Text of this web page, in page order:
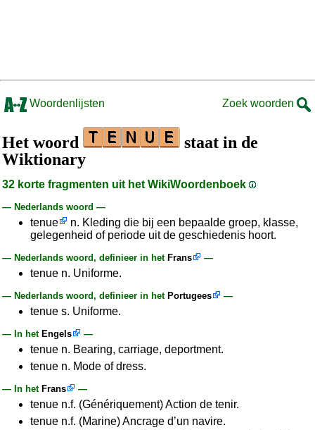
Woordenlijsten Zoek woorden
Het woord
staat in de
Wiktionary
32 korte fragmenten uit het WikiWoordenboek
— Nederlands woord —
tenue
n. Kleding die bij een bepaalde groep, klasse,
gelegenheid of periode uit de geschiedenis hoort.
— Nederlands woord, definieer in het Frans —
tenue n. Uniforme.
— Nederlands woord, definieer in het Portugees —
tenue s. Uniforme.
— In het Engels —
tenue n. Bearing, carriage, deportment.
tenue n. Mode of dress.
— In het Frans —
tenue n.f. (Génériquement) Action de tenir.
tenue n.f. (Marine) Ancrage d’un navire.